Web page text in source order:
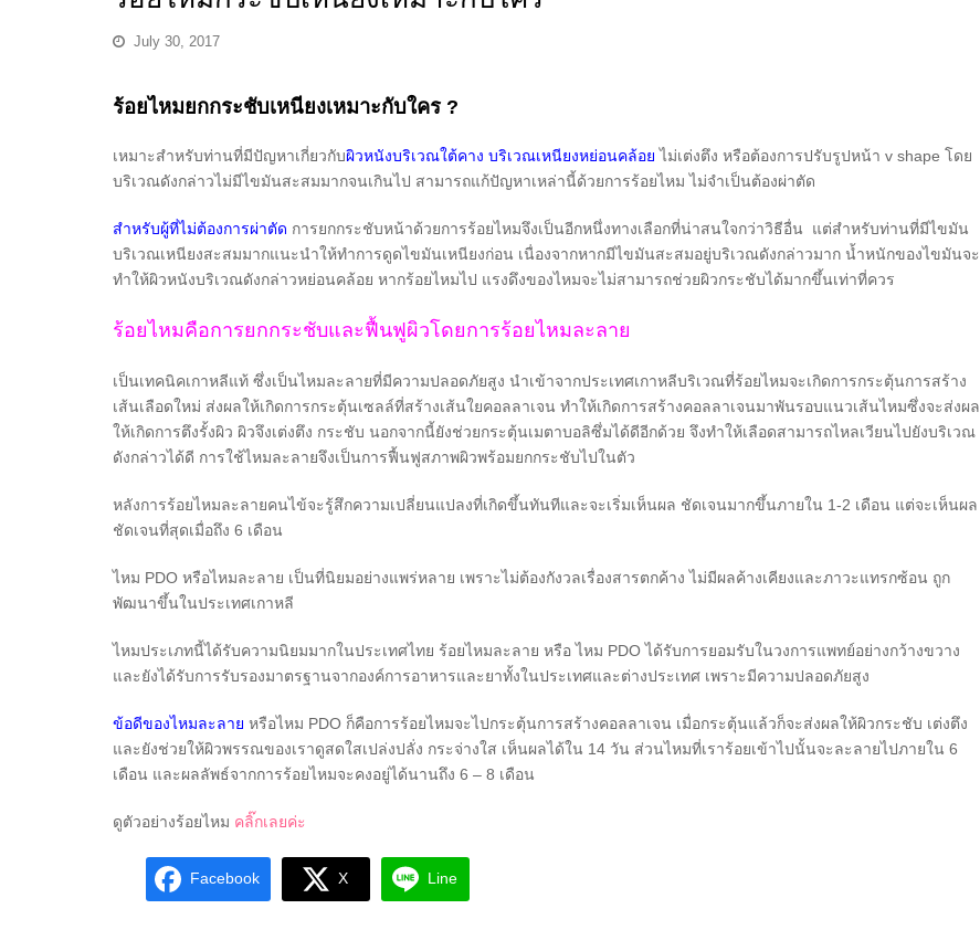
July 30, 2017
ร้อยไหมยกกระชับเหนียงเหมาะกับใคร ?
เหมาะสำหรับท่านที่มีปัญหาเกี่ยวกับผิวหนังบริเวณใต้คาง บริเวณเหนียงหย่อนคล้อย ไม่เต่งตึง หรือต้องการปรับรูปหน้า v shape โดย
บริเวณดังกล่าวไม่มีไขมันสะสมมากจนเกินไป สามารถแก้ปัญหาเหล่านี้ด้วยการร้อยไหม ไม่จำเป็นต้องผ่าตัด
สำหรับผู้ที่ไม่ต้องการผ่าตัด การยกกระชับหน้าด้วยการร้อยไหมจึงเป็นอีกหนึ่งทางเลือกที่น่าสนใจกว่าวิธีอื่น แต่สำหรับท่านที่มีไขมัน
บริเวณเหนียงสะสมมากแนะนำให้ทำการดูดไขมันเหนียงก่อน เนื่องจากหากมีไขมันสะสมอยู่บริเวณดังกล่าวมาก น้ำหนักของไขมันจะ
ทำให้ผิวหนังบริเวณดังกล่าวหย่อนคล้อย หากร้อยไหมไป แรงดึงของไหมจะไม่สามารถช่วยผิวกระชับได้มากขึ้นเท่าที่ควร
ร้อยไหมคือการยกกระชับและฟื้นฟูผิวโดยการร้อยไหมละลาย
เป็นเทคนิคเกาหลีแท้ ซึ่งเป็นไหมละลายที่มีความปลอดภัยสูง นำเข้าจากประเทศเกาหลีบริเวณที่ร้อยไหมจะเกิดการกระตุ้นการสร้าง
เส้นเลือดใหม่ ส่งผลให้เกิดการกระตุ้นเซลล์ที่สร้างเส้นใยคอลลาเจน ทำให้เกิดการสร้างคอลลาเจนมาพันรอบแนวเส้นไหมซึ่งจะส่งผล
ให้เกิดการตึงรั้งผิว ผิวจึงเต่งตึง กระชับ นอกจากนี้ยังช่วยกระตุ้นเมตาบอลิซึ่มได้ดีอีกด้วย จึงทำให้เลือดสามารถไหลเวียนไปยังบริเวณ
ดังกล่าวได้ดี การใช้ไหมละลายจึงเป็นการฟื้นฟูสภาพผิวพร้อมยกกระชับไปในตัว
หลังการร้อยไหมละลายคนไข้จะรู้สึกความเปลี่ยนแปลงที่เกิดขึ้นทันทีและจะเริ่มเห็นผล ชัดเจนมากขึ้นภายใน 1-2 เดือน แต่จะเห็นผล
ชัดเจนที่สุดเมื่อถึง 6 เดือน
ไหม PDO หรือไหมละลาย เป็นที่นิยมอย่างแพร่หลาย เพราะไม่ต้องกังวลเรื่องสารตกค้าง ไม่มีผลค้างเคียงและภาวะแทรกซ้อน ถูก
พัฒนาขึ้นในประเทศเกาหลี
ไหมประเภทนี้ได้รับความนิยมมากในประเทศไทย ร้อยไหมละลาย หรือ ไหม PDO ได้รับการยอมรับในวงการแพทย์อย่างกว้างขวาง
และยังได้รับการรับรองมาตรฐานจากองค์การอาหารและยาทั้งในประเทศและต่างประเทศ เพราะมีความปลอดภัยสูง
ข้อดีของไหมละลาย หรือไหม PDO ก็คือการร้อยไหมจะไปกระตุ้นการสร้างคอลลาเจน เมื่อกระตุ้นแล้วก็จะส่งผลให้ผิวกระชับ เต่งตึง
และยังช่วยให้ผิวพรรณของเราดูสดใสเปล่งปลั่ง กระจ่างใส เห็นผลได้ใน 14 วัน ส่วนไหมที่เราร้อยเข้าไปนั้นจะละลายไปภายใน 6
เดือน และผลลัพธ์จากการร้อยไหมจะคงอยู่ได้นานถึง 6 – 8 เดือน
ดูตัวอย่างร้อยไหม คลิ๊กเลยค่ะ
Facebook X Line